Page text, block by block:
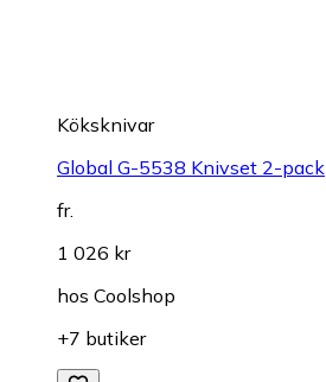
Köksknivar
Global G-5538 Knivset 2-pack
fr.
1 026 kr
hos Coolshop
+7 butiker